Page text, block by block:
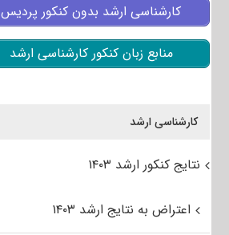
کارشناسی ارشد بدون کنکور پردیس
منابع زبان کنکور کارشناسی ارشد
کارشناسی ارشد
نتایج کنکور ارشد ۱۴۰۳
اعتراض به نتایج ارشد ۱۴۰۳